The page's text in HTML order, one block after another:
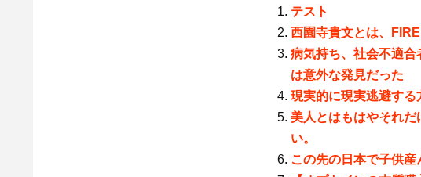
テスト
西園寺貴文とは、
病気持ち、社会不適
は意外な発見だった
現実的に現実逃避す
美人とはもはやそれ
い。
この先の日本で子供